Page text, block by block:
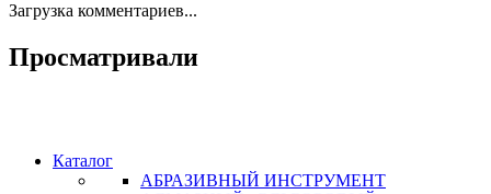
Загрузка комментариев...
Просматривали
Каталог
АБРАЗИВНЫЙ ИНСТРУМЕНТ